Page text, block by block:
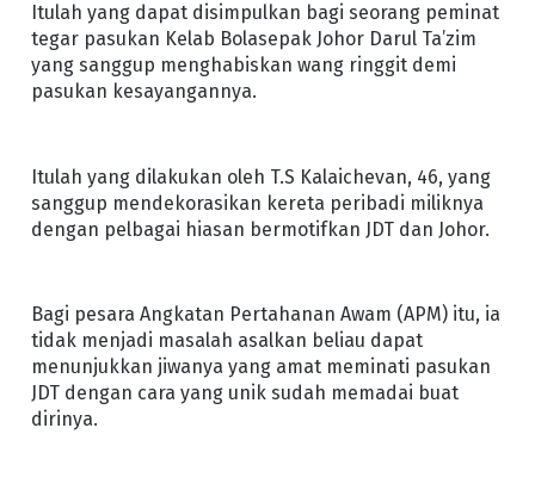
Itulah yang dapat disimpulkan bagi seorang peminat
tegar pasukan Kelab Bolasepak Johor Darul Ta’zim
yang sanggup menghabiskan wang ringgit demi
pasukan kesayangannya.
Itulah yang dilakukan oleh T.S Kalaichevan, 46, yang
sanggup mendekorasikan kereta peribadi miliknya
dengan pelbagai hiasan bermotifkan JDT dan Johor.
Bagi pesara Angkatan Pertahanan Awam (APM) itu, ia
tidak menjadi masalah asalkan beliau dapat
menunjukkan jiwanya yang amat meminati pasukan
JDT dengan cara yang unik sudah memadai buat
dirinya.